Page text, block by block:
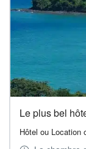
Le plus bel
Hôtel ou Location